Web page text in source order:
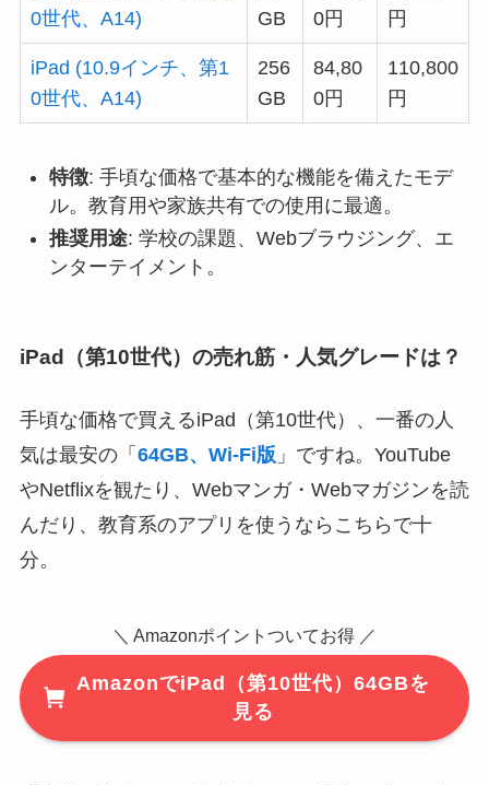
0世代、A14)
GB
0円
円
iPad (10.9インチ、第1
0世代、A14)
256
GB
84,80
0円
110,800
円
特徴: 手頃な価格で基本的な機能を備えたモデ
ル。教育用や家族共有での使用に最適。
推奨用途: 学校の課題、Webブラウジング、エ
ンターテイメント。
iPad（第10世代）の売れ筋・人気グレードは？
手頃な価格で買えるiPad（第10世代）、一番の人
気は最安の「 64GB、Wi-Fi版 」ですね。YouTube
やNetflixを観たり、Webマンガ・Webマガジンを読
んだり、教育系のアプリを使うならこちらで十
分。
＼ Amazonポイントついてお得 ／
AmazonでiPad（第10世代）64GBを
見る